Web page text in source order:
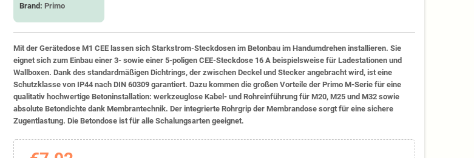
Brand: Primo
Mit der Gerätedose M1 CEE lassen sich Starkstrom-Steckdosen im Betonbau im Handumdrehen installieren. Sie
eignet sich zum Einbau einer 3- sowie einer 5-poligen CEE-Steckdose 16 A beispielsweise für Ladestationen und
Wallboxen. Dank des standardmäßigen Dichtrings, der zwischen Deckel und Stecker angebracht wird, ist eine
Schutzklasse von IP44 nach DIN 60309 garantiert. Dazu kommen die großen Vorteile der Primo M-Serie für eine
qualitativ hochwertige Betoninstallation: werkzeuglose Kabel- und Rohreinführung für M20, M25 und M32 sowie
absolute Betondichte dank Membrantechnik. Der integrierte Rohrgrip der Membrandose sorgt für eine sichere
Zugentlastung. Die Betondose ist für alle Schalungsarten geeignet.